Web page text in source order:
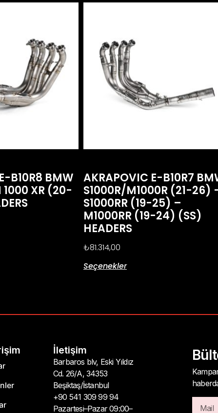
B10R8 BMW
1000 XR (20-
AKRAPOVIC E-B10R7
S1000R/M1000R (21-26)
S1000RR (19-25) –
M1000RR (19-24) (SS)
HEADERS
₺81.314,00
Seçenekler
İletişim
Barbaros blv, Eski Yıldız
Cd. 26/A, 34353
Beşiktaş/İstanbul
+90 541 309 99 94
Pazartesi–Pazar 09:00–